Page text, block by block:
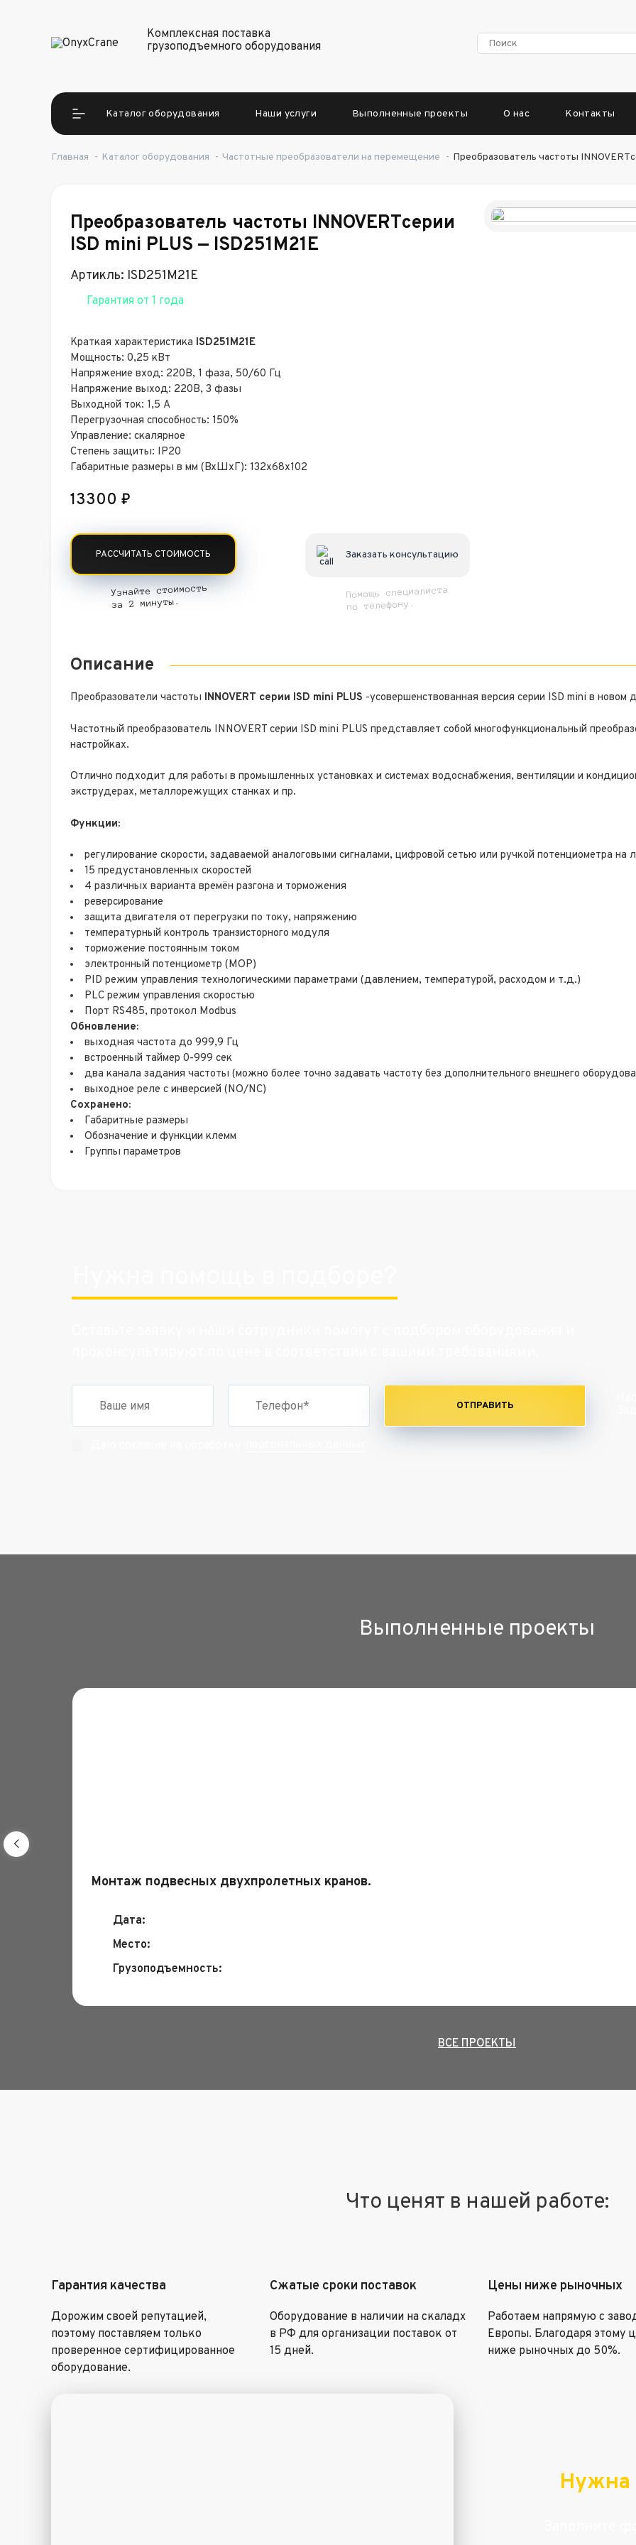
Комплексная поставка
грузоподъемного оборудования
Каталог оборудования Наши услуги Выполненные проекты О нас Контакты
Главная - Каталог оборудования - Частотные преобразователи на перемещение - Преобразователь частоты
Преобразователь частоты INNOVERTсерии
ISD mini PLUS — ISD251M21E
Артикль: ISD251M21E
Гарантия от 1 года
Краткая характеристика ISD251M21E
Мощность: 0,25 кВт
Напряжение вход: 220В, 1 фаза, 50/60 Гц
Напряжение выход: 220В, 3 фазы
Выходной ток: 1,5 А
Перегрузочная способность: 150%
Управление: скалярное
Степень защиты: IP20
Габаритные размеры в мм (ВхШхГ): 132х68х102
13300 ₽
РАССЧИТАТЬ СТОИМОСТЬ
Узнайте стоимость
за 2 минуты.
Заказать консультацию
Помощь специалиста
по телефону.
Описание
Преобразователи частоты INNOVERT серии ISD mini PLUS -усовершенствованная версия серии ISD mini в
Частотный преобразователь INNOVERT серии ISD mini PLUS представляет собой многофункциональный
настройках.
Отлично подходит для работы в промышленных установках и системах водоснабжения, вентиляции и
экструдерах, металлорежущих станках и пр.
Функции:
регулирование скорости, задаваемой аналоговыми сигналами, цифровой сетью или ручкой потенциометра на
15 предустановленных скоростей
4 различных варианта времён разгона и торможения
реверсирование
защита двигателя от перегрузки по току, напряжению
температурный контроль транзисторного модуля
торможение постоянным током
электронный потенциометр (MOP)
PID режим управления технологическими параметрами (давлением, температурой, расходом и т.д.)
PLC режим управления скоростью
Порт RS485, протокол Modbus
Обновление:
выходная частота до 999,9 Гц
встроенный таймер 0-999 сек
два канала задания частоты (можно более точно задавать частоту без дополнительного внешнего
выходное реле с инверсией (NO/NC)
Сохранено:
Габаритные размеры
Обозначение и функции клемм
Группы параметров
ОТПРАВИТЬ
Выполненные проекты
Монтаж подвесных двухпролетных кранов.
Дата:
Место:
Грузоподъемность:
ВСЕ ПРОЕКТЫ
Что ценят в нашей работе:
Гарантия качества
Дорожим своей репутацией,
поэтому поставляем только
проверенное сертифицированное
оборудование.
Сжатые сроки поставок
Оборудование в наличии на скаладх
в РФ для организации поставок от
15 дней.
Цены ниже рыночных
Работаем напрямую с
Европы. Благодаря этому
ниже рыночных до 50%.
Нужна